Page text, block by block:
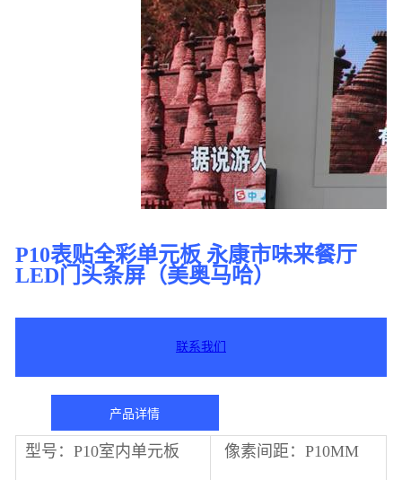
P10表贴全彩单元板 永康市味来餐厅
LED门头条屏（美奥马哈）
联系我们
产品详情
型号：P10室内单元板 像素间距：P10MM